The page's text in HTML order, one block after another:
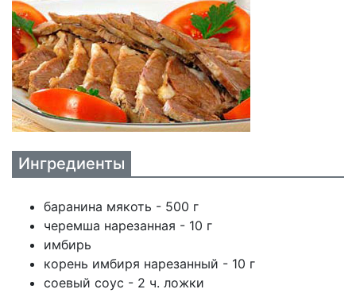
Ингредиенты
баранина мякоть - 500 г
черемша нарезанная - 10 г
имбирь
корень имбиря нарезанный - 10 г
соевый соус - 2 ч. ложки